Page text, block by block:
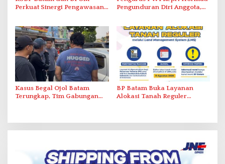
Perkuat Sinergi Pengawasan
Pengunduran Diri Anggota,
Kasus Begal Ojol Batam
Terungkap, Tim Gabungan
BP Batam Buka Layanan
Alokasi Tanah Reguler